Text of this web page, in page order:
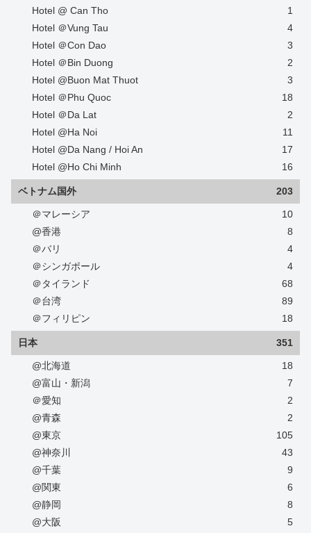
Hotel @ Can Tho
1
Hotel ＠Vung Tau
4
Hotel ＠Con Dao
3
Hotel ＠Bin Duong
2
Hotel @Buon Mat Thuot
3
Hotel ＠Phu Quoc
18
Hotel ＠Da Lat
2
Hotel @Ha Noi
11
Hotel @Da Nang / Hoi An
17
Hotel @Ho Chi Minh
16
ベトナム国外 203
＠マレーシア
10
@香港
8
＠バリ
4
＠シンガポール
4
＠タイランド
68
＠台湾
89
＠フィリピン
18
日本 351
@北海道
18
@富山・新潟
7
＠愛知
2
@青森
2
@東京
105
@神奈川
43
@千葉
9
@関東
6
@静岡
8
@大阪
5